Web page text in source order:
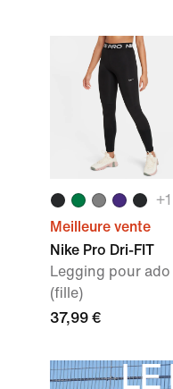
+1
Meilleure vente
Nike Pro Dri-FIT
Legging pour ado
(fille)
37,99 €
LE